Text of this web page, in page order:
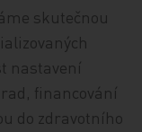
skutečnou
nastavení
financování
do zdravotního